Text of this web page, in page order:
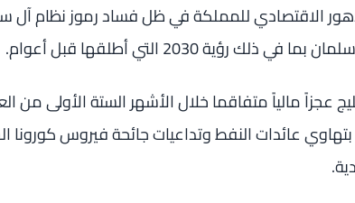
الاقتصادي للمملكة في ظل فساد رموز نظام
رؤية 2030 التي أطلقها قبل أعوام.
بتهاوي عائدات النفط وتداعيات جائحة فيروس